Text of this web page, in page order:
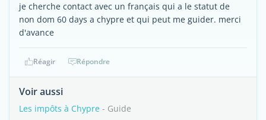
je cherche contact avec un français qui a le statut de
non dom 60 days a chypre et qui peut me guider. merci
d'avance
Réagir Répondre
Voir aussi
Les impôts à Chypre - Guide